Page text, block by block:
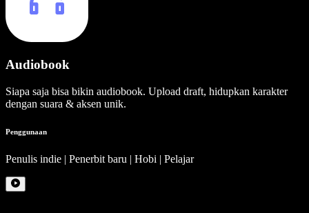
Audiobook
Siapa saja bisa bikin audiobook. Upload draft, hidupkan karakter
dengan suara & aksen unik.
Penggunaan
Penulis indie | Penerbit baru | Hobi | Pelajar